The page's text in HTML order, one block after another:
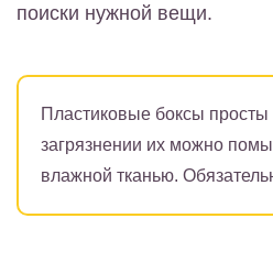
поиски нужной вещи.
Пластиковые боксы
загрязнении их можно
влажной тканью.